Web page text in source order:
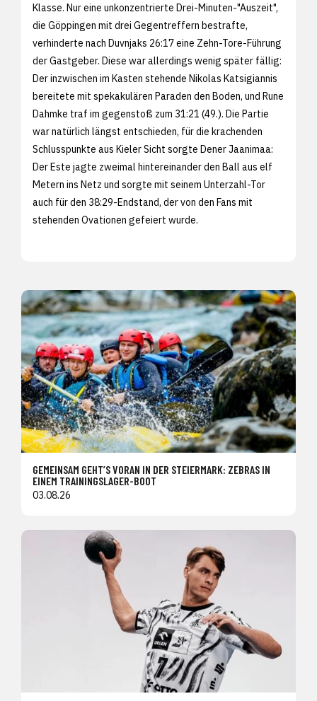
Klasse. Nur eine unkonzentrierte Drei-Minuten-"Auszeit",
die Göppingen mit drei Gegentreffern bestrafte,
verhinderte nach Duvnjaks 26:17 eine Zehn-Tore-Führung
der Gastgeber. Diese war allerdings wenig später fällig:
Der inzwischen im Kasten stehende Nikolas Katsigiannis
bereitete mit spekakulären Paraden den Boden, und Rune
Dahmke traf im gegenstoß zum 31:21 (49.). Die Partie
war natürlich längst entschieden, für die krachenden
Schlusspunkte aus Kieler Sicht sorgte Dener Jaanimaa:
Der Este jagte zweimal hintereinander den Ball aus elf
Metern ins Netz und sorgte mit seinem Unterzahl-Tor
auch für den 38:29-Endstand, der von den Fans mit
stehenden Ovationen gefeiert wurde.
GEMEINSAM GEHT’S VORAN IN DER STEIERMARK: ZEBRAS IN
EINEM TRAININGSLAGER-BOOT
03.08.26